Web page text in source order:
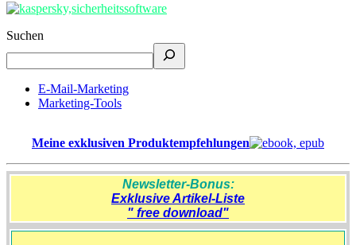
Suchen
E-Mail-Marketing
Marketing-Tools
Meine exklusiven Produktempfehlungen
Newsletter-Bonus:
Exklusive Artikel-Liste
" free download"